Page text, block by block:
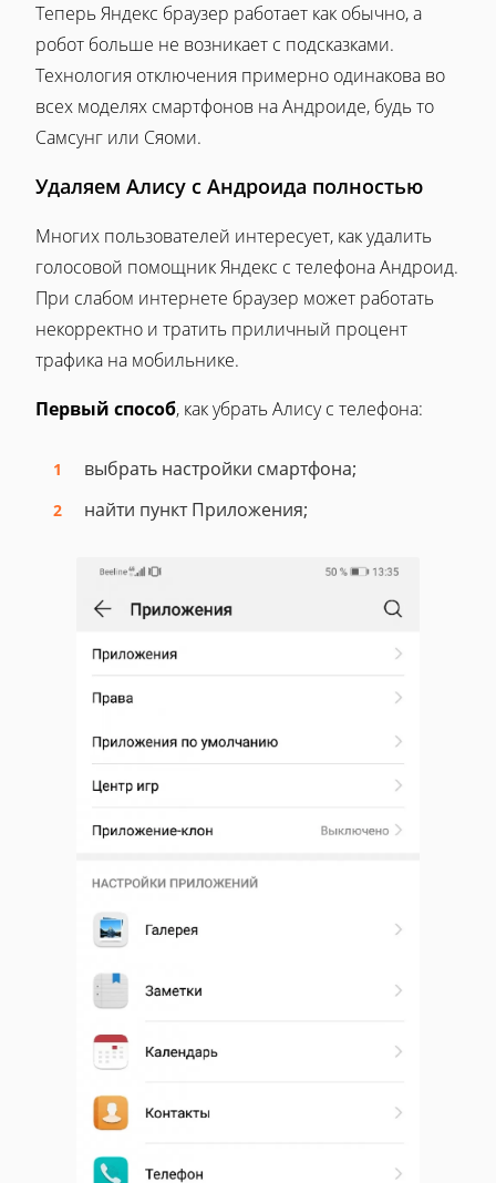
Теперь Яндекс браузер работает как обычно, а
робот больше не возникает с подсказками.
Технология отключения примерно одинакова во
всех моделях смартфонов на Андроиде, будь то
Самсунг или Сяоми.
Удаляем Алису с Андроида полностью
Многих пользователей интересует, как удалить
голосовой помощник Яндекс с телефона Андроид.
При слабом интернете браузер может работать
некорректно и тратить приличный процент
трафика на мобильнике.
Первый способ, как убрать Алису с телефона:
выбрать настройки смартфона;
найти пункт Приложения;